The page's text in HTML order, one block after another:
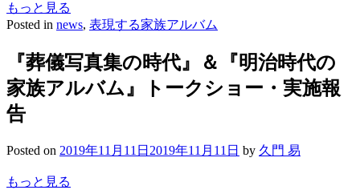
もっと見る
Posted in news, 表現する家族アルバム
『葬儀写真集の時代』＆『明治時代の
家族アルバム』トークショー・実施報
告
Posted on 2019年11月11日 2019年11月11日 by 久門 易
もっと見る